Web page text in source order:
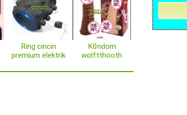
Ring cincin
premium elektrik
K0ndom
wolftthooth